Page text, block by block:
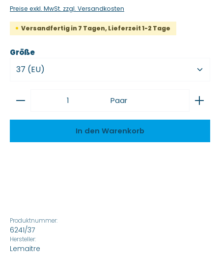
Preise exkl. MwSt. zzgl. Versandkosten
Versandfertig in 7 Tagen, Lieferzeit 1-2 Tage
Größeauswählen
Produkt Anzahl: Gib den gewünschten Wert
Paar
In den Warenkorb
Produktnummer:
6241/37
Hersteller:
Lemaitre